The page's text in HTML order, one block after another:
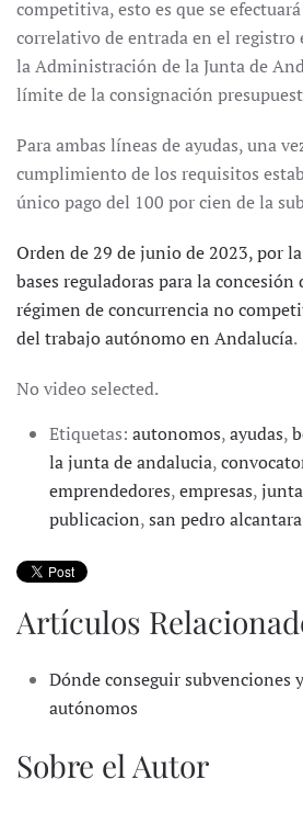
competitiva, esto es que se
correlativo de entrada en el
la Administración de la Junta de
límite de la consignación
Para ambas líneas de ayudas, una
cumplimiento de los requisitos
único pago del 100 por cien de la
Orden de 29 de junio de 2023, por
bases reguladoras para la concesión
régimen de concurrencia no
del trabajo autónomo en Andalucía.
No video selected.
Etiquetas: autonomos,ayudas,
la junta de andalucia,
emprendedores,empresas,
publicacion,san pedro alcantara
Artículos
Dónde conseguir subvenciones
autónomos
Sobre el Autor